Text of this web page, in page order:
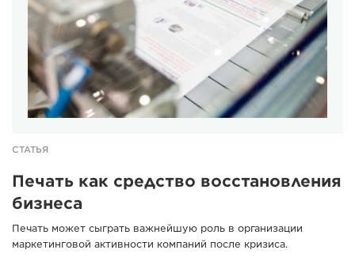
СТАТЬЯ
Печать как средство восстановления
бизнеса
Печать может сыграть важнейшую роль в организации
маркетинговой активности компаний после кризиса.